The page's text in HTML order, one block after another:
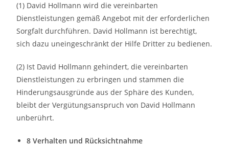
(1) David Hollmann wird die vereinbarten
Dienstleistungen gemäß Angebot mit der erforderlichen
Sorgfalt durchführen. David Hollmann ist berechtigt,
sich dazu uneingeschränkt der Hilfe Dritter zu bedienen.
(2) Ist David Hollmann gehindert, die vereinbarten
Dienstleistungen zu erbringen und stammen die
Hinderungsausgründe aus der Sphäre des Kunden,
bleibt der Vergütungsanspruch von David Hollmann
unberührt.
8 Verhalten und Rücksichtnahme